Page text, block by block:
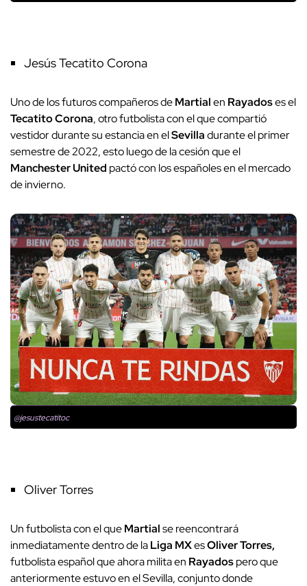
Jesús Tecatito Corona
Uno de los futuros compañeros deMartialen Rayadoses el
Tecatito Corona, otro futbolista con el que compartió
vestidor durante su estancia en elSevilladurante el primer
semestre de 2022, esto luego de la cesión que el
Manchester United pactó con los españoles en el mercado
de invierno.
@jesustecatitoc
Oliver Torres
Un futbolista con el queMartialse reencontrará
inmediatamente dentro de laLiga MXesOliver Torres,
futbolista español que ahora milita en Rayadospero que
anteriormente estuvo en el Sevilla, conjunto donde